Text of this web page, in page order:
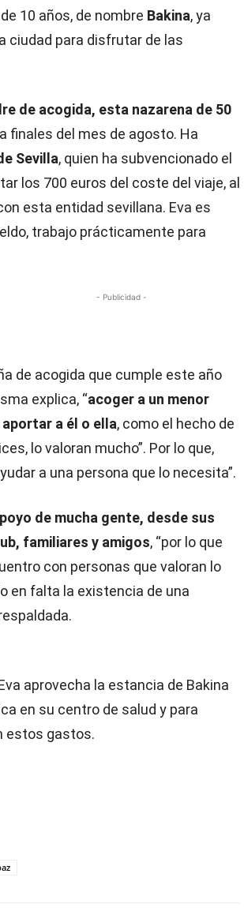
10 años, de nombre Bakina, ya
ciudad para disfrutar de las
de acogida, esta nazarena de 50
finales del mes de agosto. Ha
Sevilla, quien ha subvencionado el
los 700 euros del coste del viaje, al
esta entidad sevillana. Eva es
trabajo prácticamente para
- Publicidad -
de acogida que cumple este año
explica, “acoger a un menor
a él o ella, como el hecho de
lo valoran mucho”. Por lo que,
a una persona que lo necesita”.
de mucha gente, desde sus
familiares y amigos, “por lo que
con personas que valoran lo
en falta la existencia de una
aprovecha la estancia de Bakina
en su centro de salud y para
estos gastos.